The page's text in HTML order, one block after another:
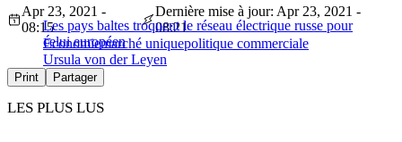
Les pays baltes troquent le réseau électrique russe pour
celui européen
Apr 23, 2021 -
08:15
Dernière mise à jour: Apr 23, 2021 -
08:21
Économiemarché uniquepolitique commerciale
Ursula von der Leyen
Print Partager
LES PLUS LUS